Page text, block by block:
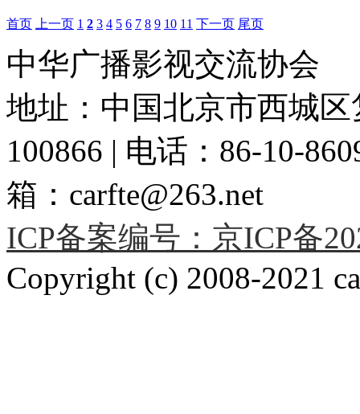
首页 上一页 1 2 3 4 5 6 7 8 9 10 11 下一页 尾页
中华广播影视交流协会
地址：中国北京市西城
100866 | 电话：86-10-
箱：carfte@263.net
ICP备案编号：京ICP备
Copyright (c) 2008-2021